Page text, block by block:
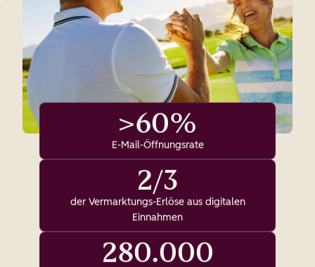
>60%
E-Mail-Öffnungsrate
2/3
der Vermarktungs-Erlöse aus digitalen
Einnahmen
280.000